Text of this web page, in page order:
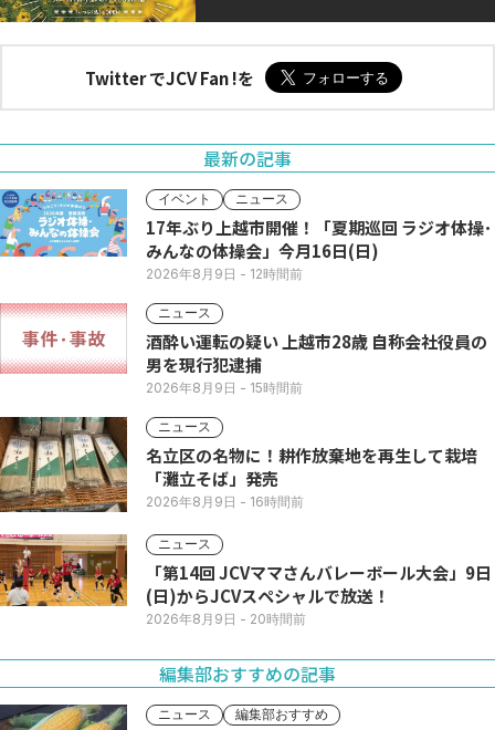
Twitter でJCV Fan !を
最新の記事
イベント ニュース
17年ぶり上越市開催！「夏期巡回 ラジオ体操･
みんなの体操会」今月16日(日)
2026年8月9日 - 12時間前
ニュース
酒酔い運転の疑い 上越市28歳 自称会社役員の
男を現行犯逮捕
2026年8月9日 - 15時間前
ニュース
名立区の名物に！耕作放棄地を再生して栽培
「灘立そば」発売
2026年8月9日 - 16時間前
ニュース
「第14回 JCVママさんバレーボール大会」9日
(日)からJCVスペシャルで放送！
2026年8月9日 - 20時間前
編集部おすすめの記事
ニュース 編集部おすすめ